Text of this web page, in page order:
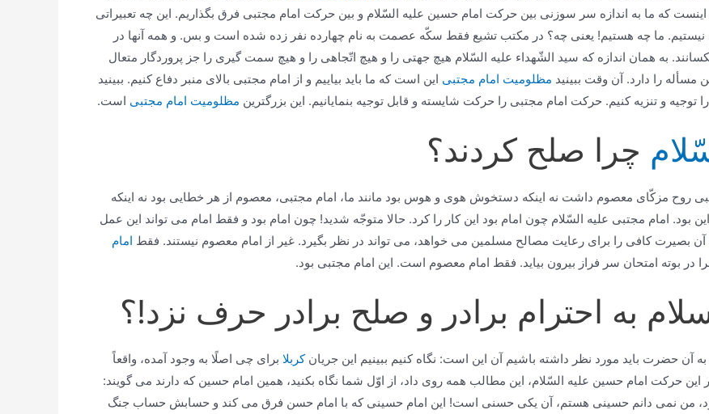
كه ما به اندازه سر سوزنی بین حركت امام حسین علیه السّلام و بین حركت امام مجتبی فرق بگذاریم. این چه تعبیراتی
ما چه هستیم! یعنی چه؟ در مكتب تشیع فقط سكّه عصمت به نام چهارده نفر زده شده است و بس. و همه آنها در
به همان اندازه كه سید الشّهداء علیه السّلام هیچ جهتی را و هیچ اتّجاهی را و هیچ سمت گیری را جز پروردگار متعال
مسأله را دارد. آن وقت ببینید مظلومیت امام مجتبی این است كه ما باید بیاییم و از امام مجتبی بالای منبر دفاع كنیم. ببینید
توجیه و تنزیه كنیم. حركت امام مجتبی را حركت شایسته و قابل توجیه بنمایانیم. این بزرگترین مظلومیت امام مجتبی است.
چرا صلح كردند؟
روح مزكّای معصوم داشت نه اینكه دستخوش هوی و هوس بود مانند ما، امام مجتبی، معصوم از هر خطایی بود نه اینكه
امام مجتبی علیه السّلام چون امام بود این كار را كرد. حالا متوجّه شدید! چون امام بود و فقط امام می تواند این عمل
بصیرت كافی را برای رعایت مصالح مسلمین می خواهد، می تواند در نظر بگیرد. غیر از امام معصوم نیستند. فقط امام
در بوته امتحان سر فراز بیرون بیاید. فقط امام معصوم است. این امام مجتبی بود.
به احترام برادر و صلح برادر حرف نزد!؟
آن حضرت باید مورد نظر داشته باشیم آن این است: نگاه كنیم ببینیم این جریانكربلا برای چی اصلًا به وجود آمده، واقعاً
حركت امام حسین علیه السّلام، این مطالب همه روی داد، از اوّل شما نگاه بكنید، همین امام حسین كه دارند می گویند:
من نمی دانم حسینی هستم، آن یكی حسنی است! این امام حسینی كه با امام حسن فرق می كند و حسابش حساب جنگ